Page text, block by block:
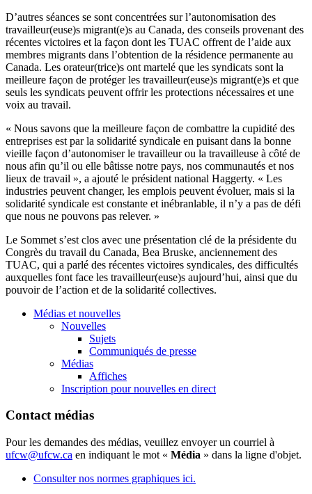
D’autres séances se sont concentrées sur l’autonomisation des
travailleur(euse)s migrant(e)s au Canada, des conseils provenant des
récentes victoires et la façon dont les TUAC offrent de l’aide aux
membres migrants dans l’obtention de la résidence permanente au
Canada. Les orateur(trice)s ont martelé que les syndicats sont la
meilleure façon de protéger les travailleur(euse)s migrant(e)s et que
seuls les syndicats peuvent offrir les protections nécessaires et une
voix au travail.
« Nous savons que la meilleure façon de combattre la cupidité des
entreprises est par la solidarité syndicale en puisant dans la bonne
vieille façon d’autonomiser le travailleur ou la travailleuse à côté de
nous afin qu’il ou elle bâtisse notre pays, nos communautés et nos
lieux de travail », a ajouté le président national Haggerty. « Les
industries peuvent changer, les emplois peuvent évoluer, mais si la
solidarité syndicale est constante et inébranlable, il n’y a pas de défi
que nous ne pouvons pas relever. »
Le Sommet s’est clos avec une présentation clé de la présidente du
Congrès du travail du Canada, Bea Bruske, anciennement des
TUAC, qui a parlé des récentes victoires syndicales, des difficultés
auxquelles font face les travailleur(euse)s aujourd’hui, ainsi que du
pouvoir de l’action et de la solidarité collectives.
Médias et nouvelles
Nouvelles
Sujets
Communiqués de presse
Médias
Affiches
Inscription pour nouvelles en direct
Contact médias
Pour les demandes des médias, veuillez envoyer un courriel à
ufcw@ufcw.ca en indiquant le mot « Média » dans la ligne d'objet.
Consulter nos normes graphiques ici.